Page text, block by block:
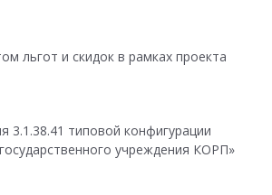
льгот и скидок в рамках проекта
3.1.38.41 типовой конфигурации
учреждения КОРП»